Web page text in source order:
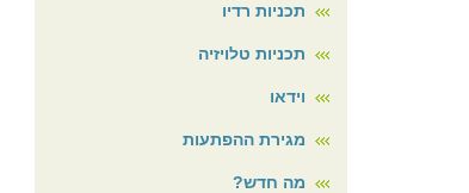
תכניות רדיו
תכניות טלויזיה
וידאו
מגירת ההפתעות
מה חדש?